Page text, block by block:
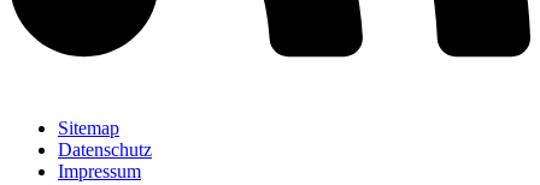
Sitemap
Datenschutz
Impressum